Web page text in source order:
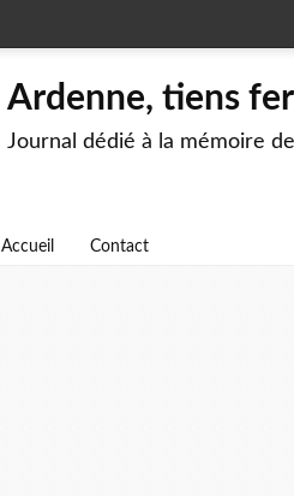
Ardenne, tiens
Journal dédié à la mémoire
Accueil Contact